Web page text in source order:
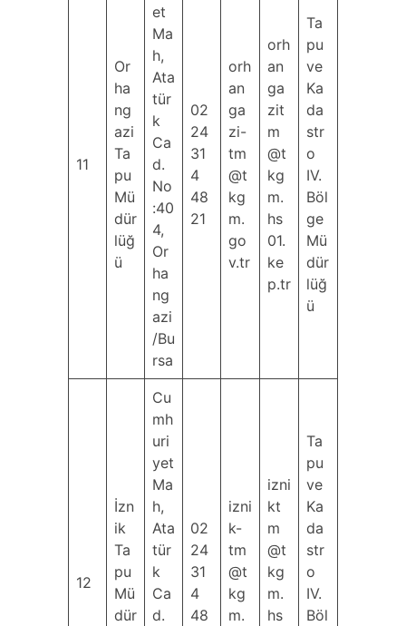
11
Or
ha
ng
azi
Ta
pu
Mü
dür
lüğ
ü
et
Ma
h,
Ata
tür
k
Ca
d.
No
:40
4,
Or
ha
ng
azi
/Bu
rsa
02
24
31
4
48
21
orh
an
ga
zi-
tm
@t
kg
m.
go
v.tr
orh
an
ga
zit
m
@t
kg
m.
hs
01.
ke
p.tr
Ta
pu
ve
Ka
da
str
o
IV.
Böl
ge
Mü
dür
lüğ
ü
12
İzn
ik
Ta
pu
Mü
dür
Cu
mh
uri
yet
Ma
h,
Ata
tür
k
Ca
d.
02
24
31
4
48
izni
k-
tm
@t
kg
m.
izni
kt
m
@t
kg
m.
hs
Ta
pu
ve
Ka
da
str
o
IV.
Böl